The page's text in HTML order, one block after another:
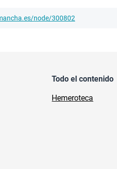
node/300802
Todo el contenido
Hemeroteca